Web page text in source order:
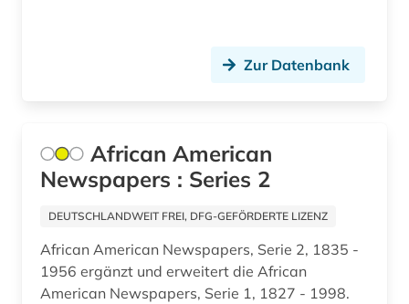
fid benelux (1)
fid geschichtswissenschaft (1)
fid-lizenz (1)
film (6)
finnisch (1)
Zur Datenbank
African American
Newspapers : Series 2
DEUTSCHLANDWEIT FREI, DFG-GEFÖRDERTE LIZENZ
African American Newspapers, Serie 2, 1835 -
1956 ergänzt und erweitert die African
American Newspapers, Serie 1, 1827 - 1998.